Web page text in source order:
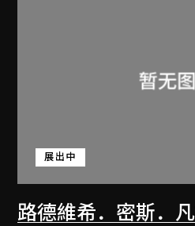
路德維希．密斯．
展出中